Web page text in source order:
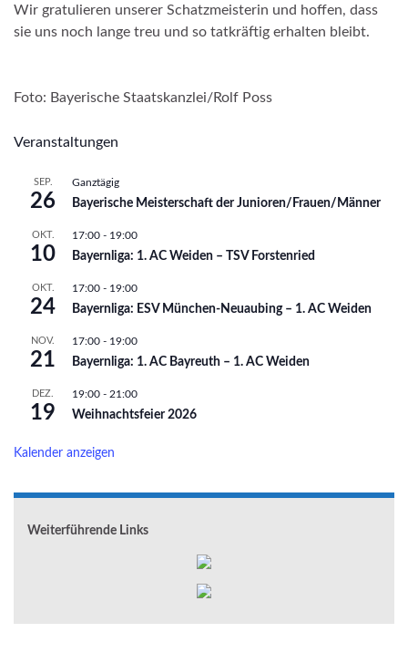
Wir gratulieren unserer Schatzmeisterin und hoffen, dass
sie uns noch lange treu und so tatkräftig erhalten bleibt.
Foto: Bayerische Staatskanzlei/Rolf Poss
Veranstaltungen
SEP.
26
Ganztägig
Bayerische Meisterschaft der Junioren/Frauen/Männer
OKT.
10
17:00 - 19:00
Bayernliga: 1. AC Weiden – TSV Forstenried
OKT.
24
17:00 - 19:00
Bayernliga: ESV München-Neuaubing – 1. AC Weiden
NOV.
21
17:00 - 19:00
Bayernliga: 1. AC Bayreuth – 1. AC Weiden
DEZ.
19
19:00 - 21:00
Weihnachtsfeier 2026
Kalender anzeigen
Weiterführende Links